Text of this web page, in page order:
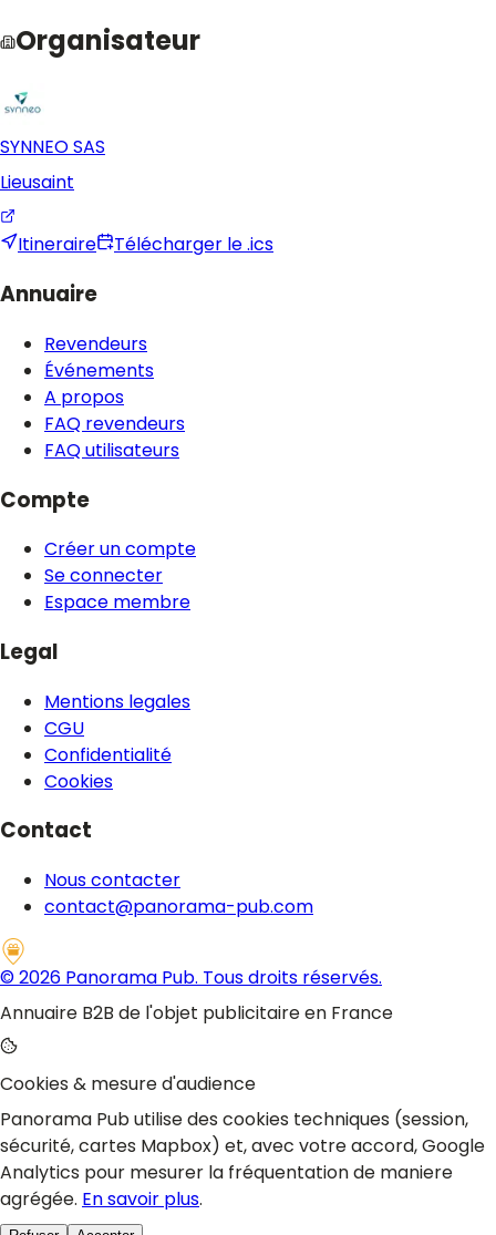
Organisateur
SYNNEO SAS
Lieusaint
Itineraire Télécharger le .ics
Annuaire
Revendeurs
Événements
A propos
FAQ revendeurs
FAQ utilisateurs
Compte
Créer un compte
Se connecter
Espace membre
Legal
Mentions legales
CGU
Confidentialité
Cookies
Contact
Nous contacter
contact@panorama-pub.com
©2026 Panorama Pub. Tous droits réservés.
Annuaire B2B de l'objet publicitaire en France
Cookies & mesure d'audience
Panorama Pub utilise des cookies techniques (session,
sécurité, cartes Mapbox) et, avec votre accord, Google
Analytics pour mesurer la fréquentation de maniere
agrégée. En savoir plus.